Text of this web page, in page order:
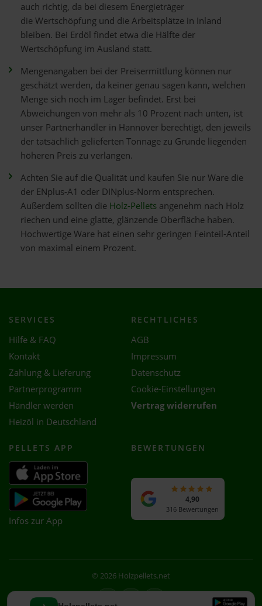
auch richtig, da bei diesem Energieträger
die Wertschöpfung und die Arbeitsplätze in Inland
bleiben. Bei Erdöl findet etwa die Hälfte der
Wertschöpfung im Ausland statt.
Mengenangaben bei der Preisermittlung können nur
geschätzt werden, da keiner genau sagen kann, welchen
Menge sich noch im Lager befindet. Erst bei
Abweichungen von mehr als 10 Prozent nach unten, ist
unser Partnerhändler in Hannover berechtigt, den jeweils
der tatsächlich gelieferten Tonnage zu Grunde liegenden
höheren Preis zu verlangen.
Achten Sie auf die Qualität und kaufen Sie nur Ware die
der ENplus-A1 oder DINplus-Norm entsprechen.
Außerdem sollten die Holz-Pellets angenehm nach Holz
riechen und eine glatte, glänzende Oberfläche haben.
Hochwertige Ware hat einen sehr geringen Feinteil-Anteil
von maximal einem Prozent.
SERVICES
Hilfe & FAQ
Kontakt
Zahlung & Lieferung
Partnerprogramm
Händler werden
Heizöl in Deutschland
RECHTLICHES
AGB
Impressum
Datenschutz
Cookie-Einstellungen
Vertrag widerrufen
PELLETS APP
Infos zur App
BEWERTUNGEN
4,90
316 Bewertungen
© 2026 Holzpellets.net
Facebook